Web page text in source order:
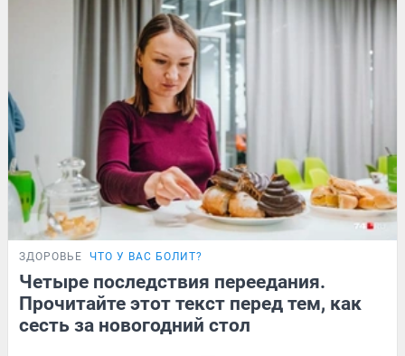
ЗДОРОВЬЕ ЧТО У ВАС БОЛИТ?
Четыре последствия переедания.
Прочитайте этот текст перед тем, как
сесть за новогодний стол